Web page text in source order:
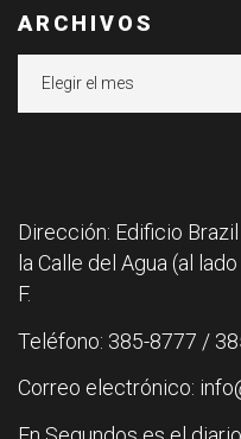
ARCHIVOS
Dirección: Edificio
la Calle del Agua (al
F.
Teléfono: 385-8777 /
Correo electrónico: